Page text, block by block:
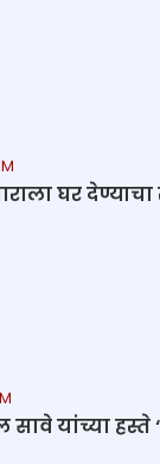
घर
सावे यांच्या हस्ते